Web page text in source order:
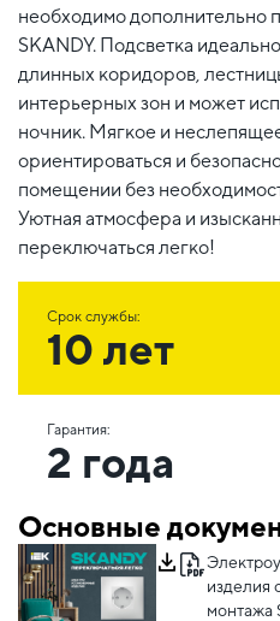
необходимо дополнительно
SKANDY. Подсветка
длинных коридоров,
интерьерных зон и может
ночник. Мягкое и
ориентироваться и
помещении без
Уютная атмосфера и
переключаться легко!
Срок службы:
10 лет
Гарантия:
2 года
Основные
изделия
монтажа